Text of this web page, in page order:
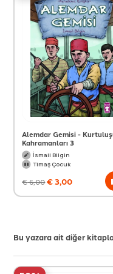
Alemdar Gemisi -
Kahramanları 3
İsmail Bilgin
Timaş Çocuk
€6,00€ 3,00
Bu yazara ait diğer